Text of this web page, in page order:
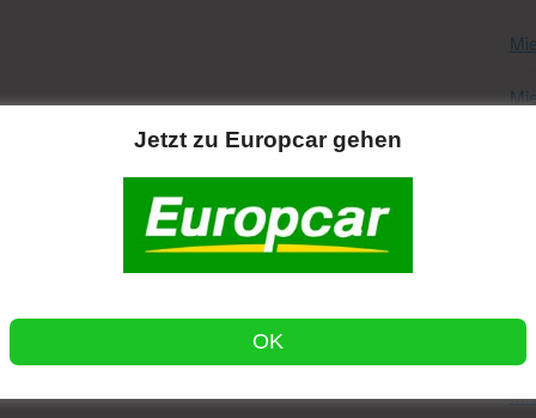
Jetzt zu Europcar gehen
OK